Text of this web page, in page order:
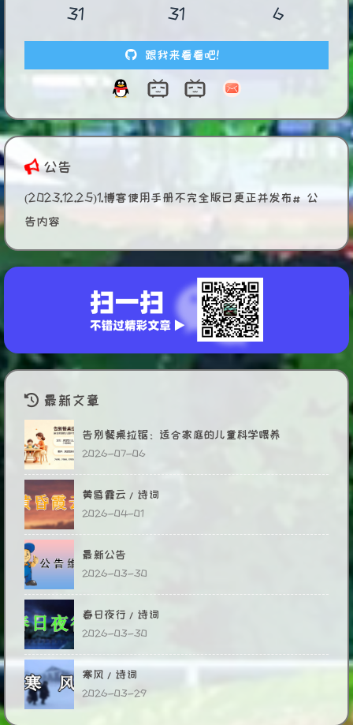
31 31 6
跟我来看看吧！
公告
(2023.12.25)1.博客使用手册不完全版已更正并发布# 公
告内容
最新文章
告别餐桌拉锯：适合家庭的儿童科学喂养
2026-07-06
黄昏霞云/诗词
2026-04-01
最新公告
2026-03-30
春日夜行/诗词
2026-03-30
寒风/诗词
2026-03-29